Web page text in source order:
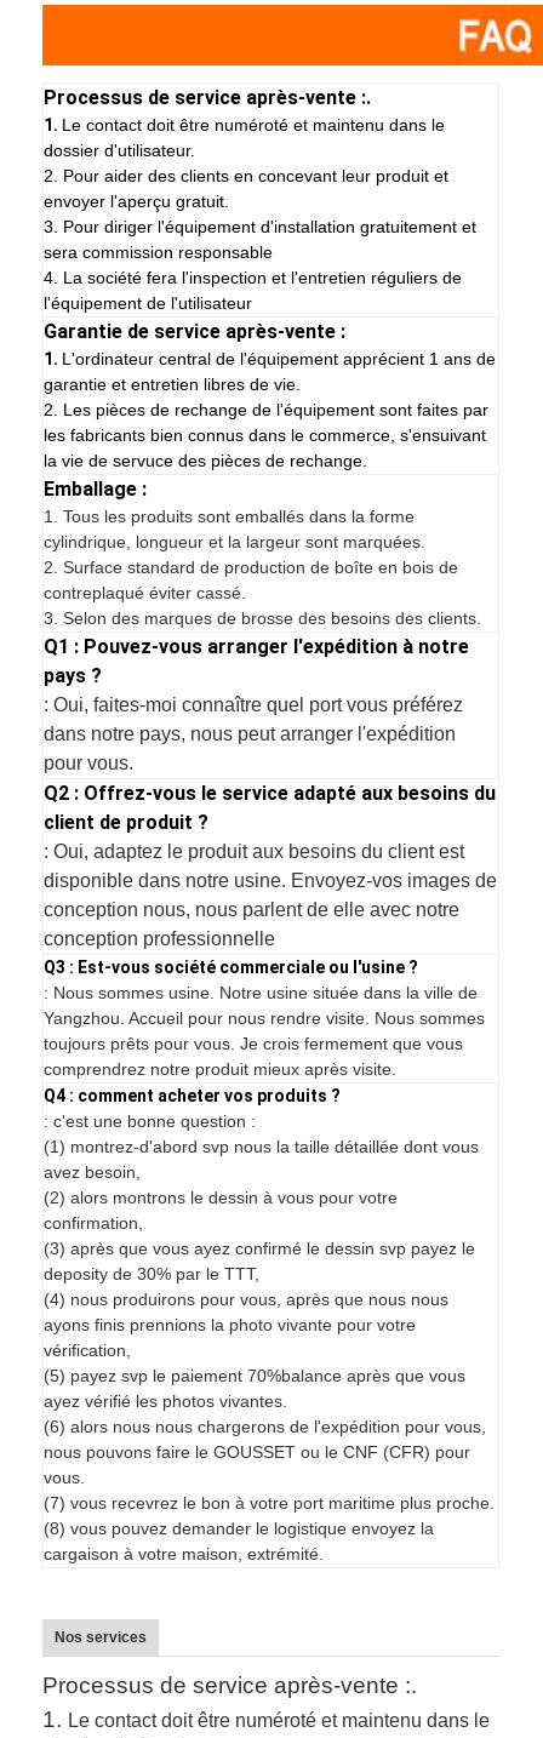
Processus de service après-vente :.
1. Le contact doit être numéroté et maintenu dans le
dossier d'utilisateur.
2. Pour aider des clients en concevant leur produit et
envoyer l'aperçu gratuit.
3. Pour diriger l'équipement d'installation gratuitement et
sera commission responsable
4. La société fera l'inspection et l'entretien réguliers de
l'équipement de l'utilisateur
Garantie de service après-vente :
1. L'ordinateur central de l'équipement apprécient 1 ans de
garantie et entretien libres de vie.
2. Les pièces de rechange de l'équipement sont faites par
les fabricants bien connus dans le commerce, s'ensuivant
la vie de servuce des pièces de rechange.
Emballage :
1.Tous les produits sont emballés dans la forme
cylindrique, longueur et la largeur sont marquées.
2. Surface standard de production de boîte en bois de
contreplaqué éviter cassé.
3. Selon des marques de brosse des besoins des clients.
Q1 : Pouvez-vous arranger l'expédition à notre
pays ?
: Oui, faites-moi connaître quel port vous préférez
dans notre pays, nous peut arranger l'expédition
pour vous.
Q2 : Offrez-vous le service adapté aux besoins du
client de produit ?
: Oui, adaptez le produit aux besoins du client est
disponible dans notre usine. Envoyez-vos images de
conception nous, nous parlent de elle avec notre
conception professionnelle
Q3 : Est-vous société commerciale ou l'usine ?
: Nous sommes usine. Notre usine située dans la ville de
Yangzhou. Accueil pour nous rendre visite. Nous sommes
toujours prêts pour vous. Je crois fermement que vous
comprendrez notre produit mieux après visite.
Q4 : comment acheter vos produits ?
: c'est une bonne question :
(1) montrez-d'abord svp nous la taille détaillée dont vous
avez besoin,
(2) alors montrons le dessin à vous pour votre
confirmation,
(3) après que vous ayez confirmé le dessin svp payez le
deposity de 30% par le TTT,
(4) nous produirons pour vous, après que nous nous
ayons finis prennions la photo vivante pour votre
vérification,
(5) payez svp le paiement 70%balance après que vous
ayez vérifié les photos vivantes.
(6) alors nous nous chargerons de l'expédition pour vous,
nous pouvons faire le GOUSSET ou le CNF (CFR) pour
vous.
(7) vous recevrez le bon à votre port maritime plus proche.
(8) vous pouvez demander le logistique envoyez la
cargaison à votre maison, extrémité.
Nos services
Processus de service après-vente :.
1. Le contact doit être numéroté et maintenu dans le